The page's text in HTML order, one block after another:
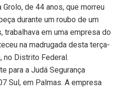
de 44 anos, que morreu
durante um roubo de um
trabalhava em uma empresa do
na madrugada desta terça-
no Distrito Federal.
para a Judá Segurança
Sul, em Palmas. A empresa